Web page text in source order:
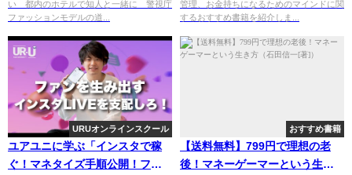
い 都内のホテルで知人と一緒に 警視庁
ファッションモデルの道...
管理、お金持ちになるためのマインドに関
するおすすめ書籍を紹介しま...
URUオンラインスクール
ユアユニに学ぶ「インスタで稼
ぐ！マネタイズ手順公開！ファ
おすすめ書籍
【送料無料】799円で理想の老
後！マネーゲーマーという生き